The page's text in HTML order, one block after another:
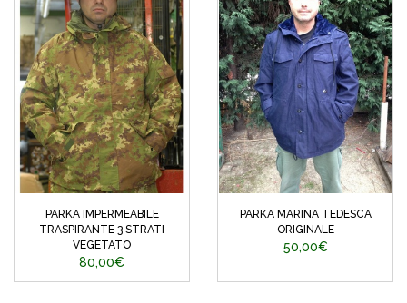
PARKA IMPERMEABILE
TRASPIRANTE 3 STRATI
VEGETATO
80,00€
PARKA MARINA TEDESCA
ORIGINALE
50,00€